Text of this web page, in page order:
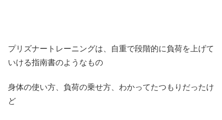
プリズナートレーニングは、自重で段階的に負荷を上げて
いける指南書のようなもの
身体の使い方、負荷の乗せ方、わかってたつもりだったけ
ど